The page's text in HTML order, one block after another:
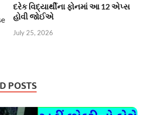
દરેક વિદ્યાર્થીના ફોનમાં આ 12 એપ્સ
હોવી જોઈએ
July 25, 2026
POSTS